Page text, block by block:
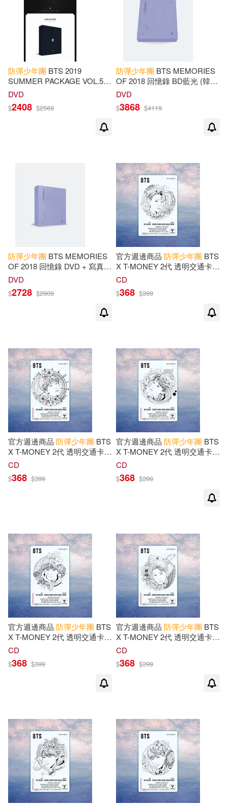
防彈少年團 BTS 2019
SUMMER PACKAGE VOL.5
IN KOREA 夏日寫真 韓國 (韓
DVD
$2408 $2569
防彈少年團 BTS MEMORIES
OF 2018 回憶錄 BD藍光 (韓國
進口版)
DVD
$3868 $4119
防彈少年團 BTS MEMORIES
OF 2018 回憶錄 DVD + 寫真書
(韓國進口版)
DVD
$2728 $2909
官方週邊商品 防彈少年團 BTS
X T-MONEY 2代 透明交通卡
地鐵卡 [JUNGKOOK] (韓國進
CD
$368 $399
官方週邊商品 防彈少年團 BTS
X T-MONEY 2代 透明交通卡
地鐵卡- [JIN] (韓國進口版)
CD
$368 $399
官方週邊商品 防彈少年團 BTS
X T-MONEY 2代 透明交通卡
地鐵卡- [SUGA] (韓國進口版)
CD
$368 $399
官方週邊商品 防彈少年團 BTS
X T-MONEY 2代 透明交通卡
地鐵卡 [V] (韓國進口版)
CD
$368 $399
官方週邊商品 防彈少年團 BTS
X T-MONEY 2代 透明交通卡
地鐵卡 [RM] (韓國進口版)
CD
$368 $399